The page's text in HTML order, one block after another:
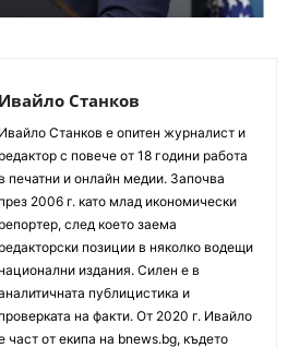
Ивайло Станков
Ивайло Станков е опитен журналист и
редактор с повече от 18 години работа
в печатни и онлайн медии. Започва
през 2006 г. като млад икономически
репортер, след което заема
редакторски позиции в няколко водещи
национални издания. Силен е в
публицистика и
проверката на факти. От 2020 г. Ивайло
част от екипа на bnews.bg, където